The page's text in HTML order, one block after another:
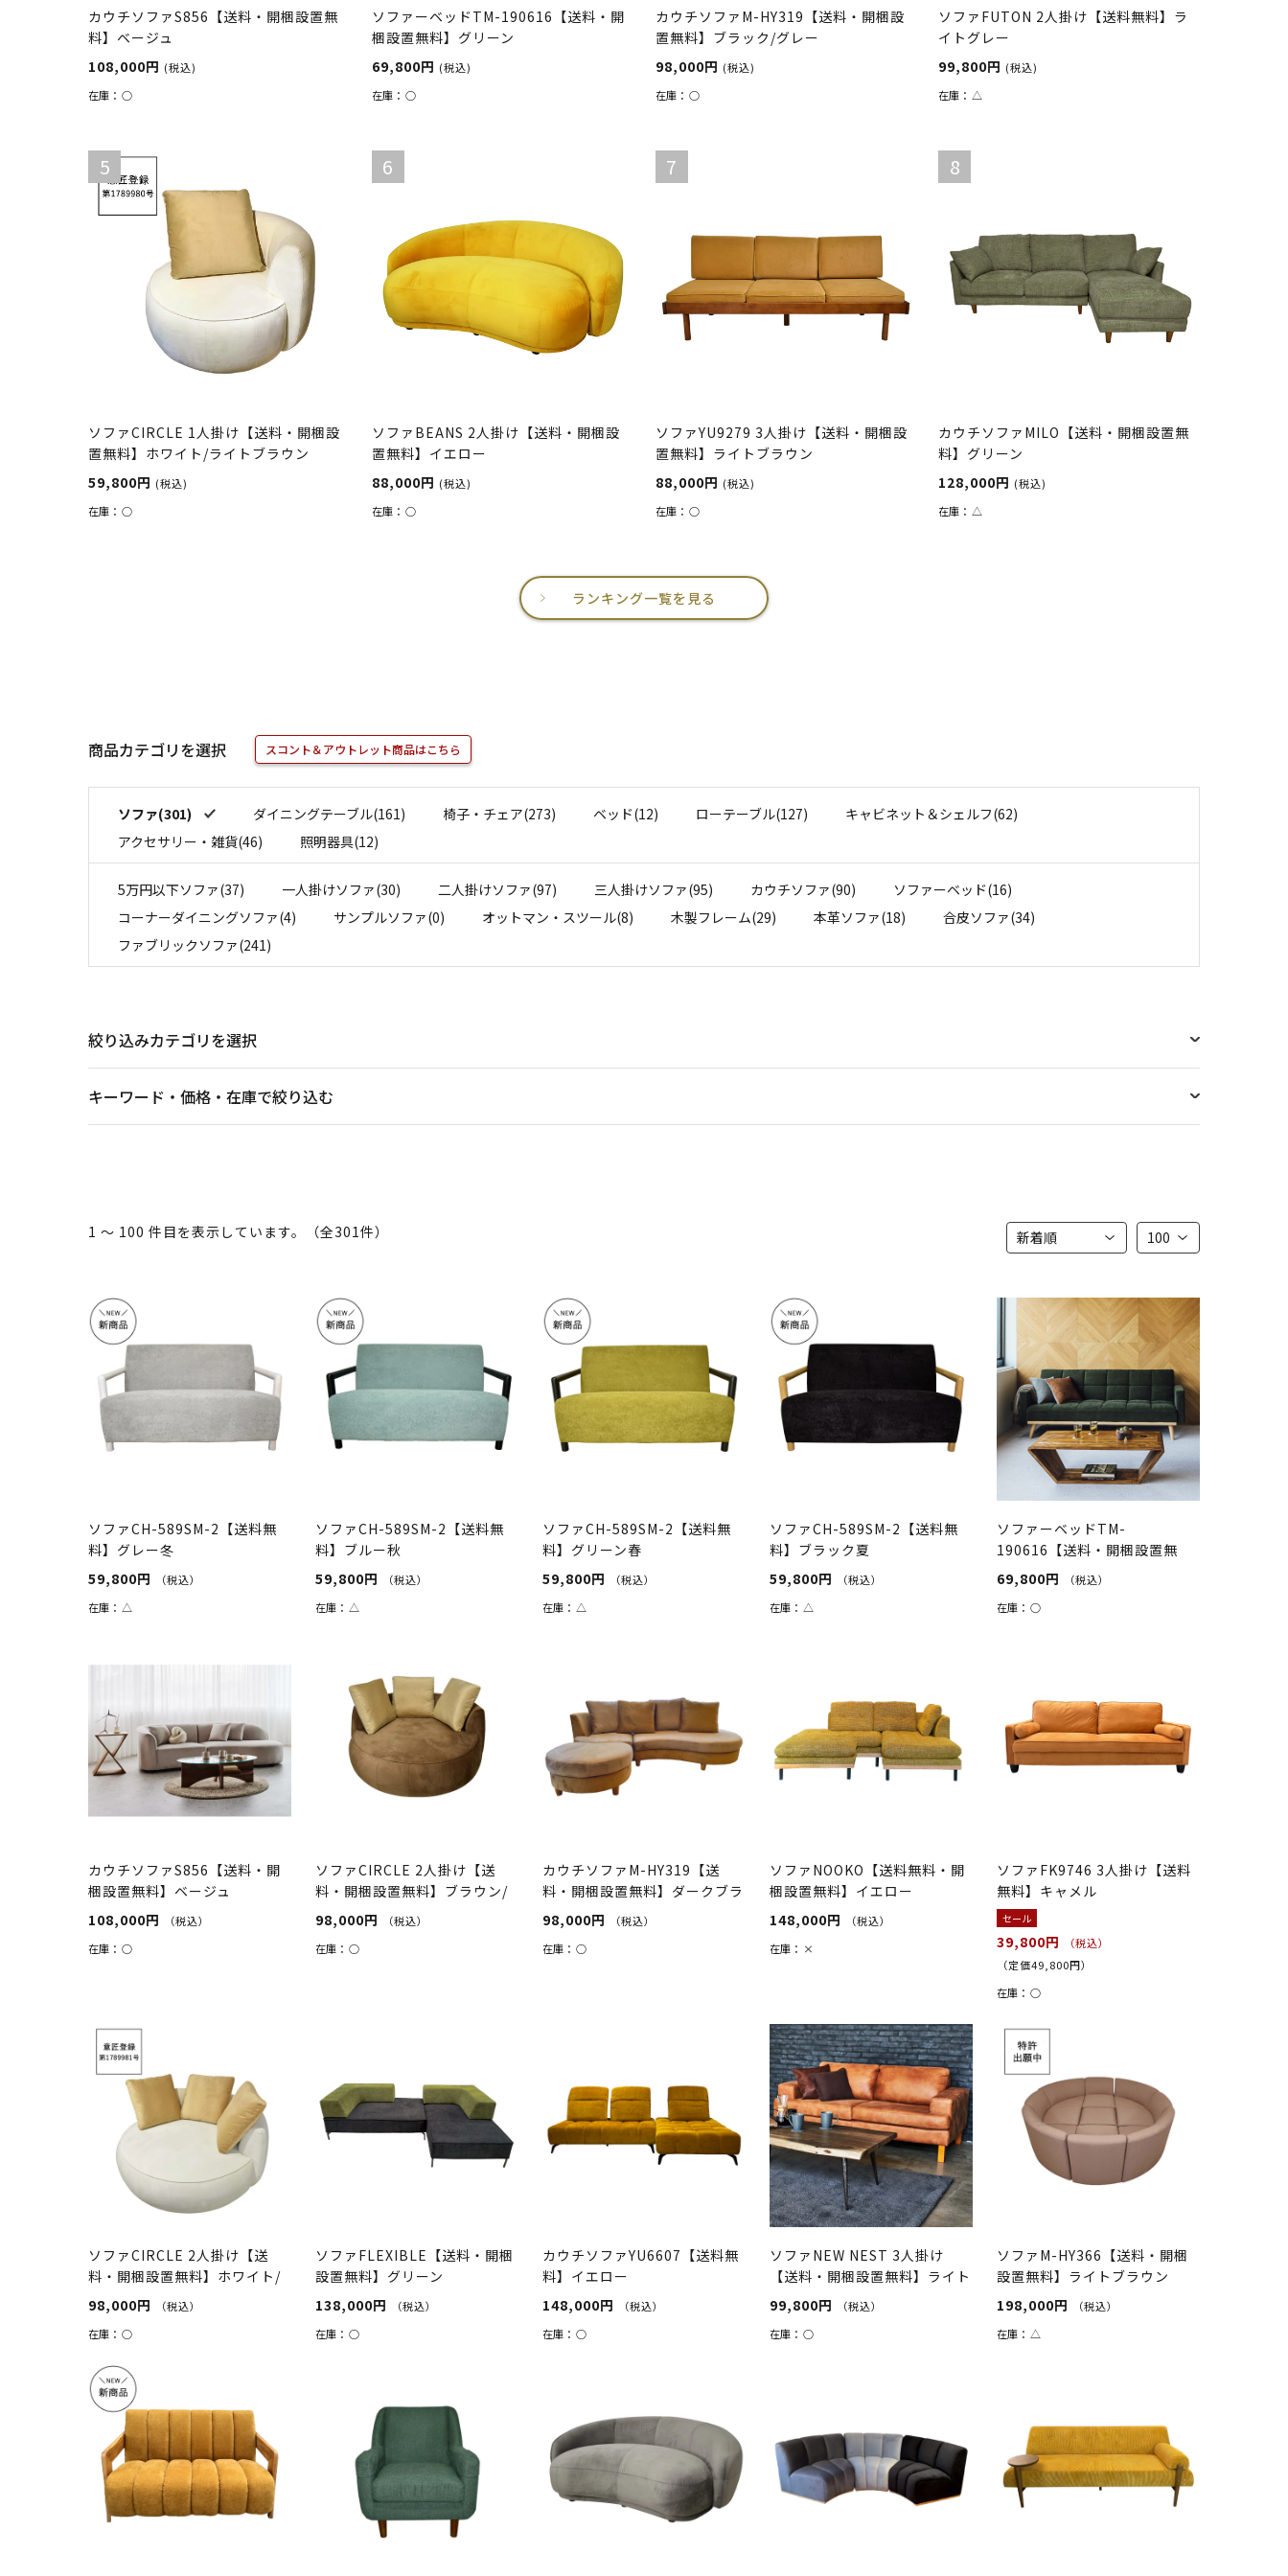
カウチソファS856【送料・開梱設置無
料】ベージュ
108,000円 (税込)
在庫： ○
ソファーベッドTM-190616【送料・開
梱設置無料】グリーン
69,800円 (税込)
在庫： ○
カウチソファM-HY319【送料・開梱設
置無料】ブラック/グレー
98,000円 (税込)
在庫： ○
ソファFUTON 2人掛け【送料無料】ラ
イトグレー
99,800円 (税込)
在庫：△
ソファCIRCLE 1人掛け【送料・開梱設
置無料】ホワイト/ライトブラウン
59,800円 (税込)
在庫： ○
ソファBEANS 2人掛け【送料・開梱設
置無料】イエロー
88,000円 (税込)
在庫： ○
ソファYU9279 3人掛け【送料・開梱設
置無料】ライトブラウン
88,000円 (税込)
在庫： ○
カウチソファMILO【送料・開梱設置無
料】グリーン
128,000円 (税込)
在庫： △
ランキング一覧を見る
商品カテゴリを選択 スコント＆アウトレット商品はこちら
ソファ(301) ダイニングテーブル(161) 椅子・チェア(273) ベッド(12) ローテーブル(127)
キャビネット＆シェルフ(62)
アクセサリー・雑貨(46)
照明器具(12)
5万円以下ソファ(37) 一人掛けソファ(30) 二人掛けソファ(97) 三人掛けソファ(95) カウチソファ(90)
ソファーベッド(16)
コーナーダイニングソファ(4)
サンプルソファ(0) オットマン・スツール(8) 木製フレーム(29) 本革ソファ(18)
合皮ソファ(34)
ファブリックソファ(241)
絞り込みカテゴリを選択
キーワード・価格・在庫で絞り込む
1 ～ 100 件目を表示しています。（全301件）
ソファCH-589SM-2【送料無
料】グレー冬
59,800円
（税込）
在庫： △
ソファCH-589SM-2【送料無
料】ブルー秋
59,800円
（税込）
在庫： △
ソファCH-589SM-2【送料無
料】グリーン春
59,800円
（税込）
在庫： △
ソファCH-589SM-2【送料無
料】ブラック夏
59,800円
（税込）
在庫： △
ソファーベッドTM-
190616【送料・開梱設置無
料】グリーン
69,800円
（税込）
在庫：○
カウチソファS856【送料・開
梱設置無料】ベージュ
108,000円
（税込）
在庫： ○
ソファCIRCLE 2人掛け【送
料・開梱設置無料】ブラウン/
ライト...
98,000円
（税込）
在庫：○
カウチソファM-HY319【送
料・開梱設置無料】ダークブラ
ウン/...
98,000円
（税込）
在庫：○
ソファNOOKO【送料無料・開
梱設置無料】イエロー
148,000円
（税込）
在庫： ×
ソファFK9746 3人掛け【送料
無料】キャメル
セール
39,800円
（税込）
（定価49,800円）
在庫：○
ソファCIRCLE 2人掛け【送
料・開梱設置無料】ホワイト/
ライト...
98,000円
（税込）
在庫： ○
ソファFLEXIBLE【送料・開梱
設置無料】グリーン
138,000円
（税込）
在庫：○
カウチソファYU6607【送料無
料】イエロー
148,000円
（税込）
在庫：○
ソファNEW NEST 3人掛け
【送料・開梱設置無料】ライト
ブラウン
99,800円
（税込）
在庫：○
ソファM-HY366【送料・開梱
設置無料】ライトブラウン
198,000円
（税込）
在庫： △